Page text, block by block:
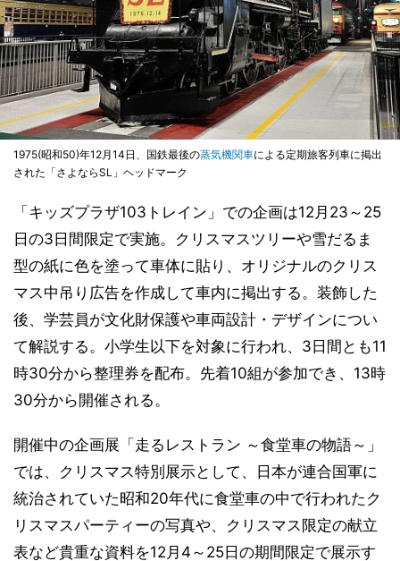
1975(昭和50)年12月14日、国鉄最後の蒸気機関車による定期旅客列車に掲出
された「さよならSL」ヘッドマーク
「キッズプラザ103トレイン」での企画は12月23～25
日の3日間限定で実施。クリスマスツリーや雪だるま
型の紙に色を塗って車体に貼り、オリジナルのクリス
マス中吊り広告を作成して車内に掲出する。装飾した
後、学芸員が文化財保護や車両設計・デザインについ
て解説する。小学生以下を対象に行われ、3日間とも11
時30分から整理券を配布。先着10組が参加でき、13時
30分から開催される。
開催中の企画展「走るレストラン ～食堂車の物語～」
では、クリスマス特別展示として、日本が連合国軍に
統治されていた昭和20年代に食堂車の中で行われたク
リスマスパーティーの写真や、クリスマス限定の献立
表など貴重な資料を12月4～25日の期間限定で展示す